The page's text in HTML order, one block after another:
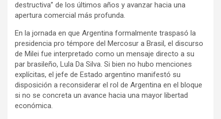
destructiva” de los últimos años y avanzar hacia una
apertura comercial más profunda.
En la jornada en que Argentina formalmente traspasó la
presidencia pro témpore del Mercosur a Brasil, el discurso
de Milei fue interpretado como un mensaje directo a su
par brasileño, Lula Da Silva. Si bien no hubo menciones
explícitas, el jefe de Estado argentino manifestó su
disposición a reconsiderar el rol de Argentina en el bloque
si no se concreta un avance hacia una mayor libertad
económica.